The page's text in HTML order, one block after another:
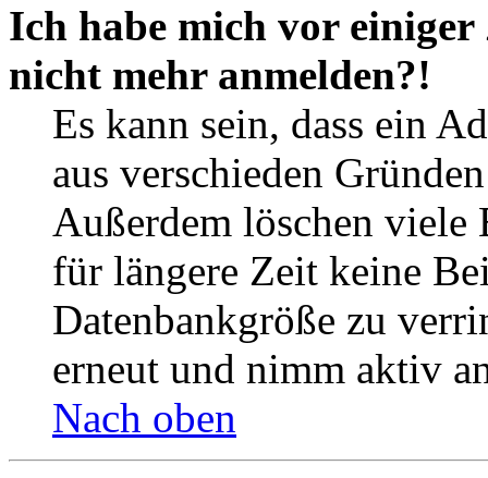
Ich habe mich vor
nicht mehr anmelden?!
Es kann sein, dass ein
aus verschieden
Außerdem löschen viele
für längere Zeit keine
Datenbankgröße zu
erneut und nimm aktiv
Nach oben